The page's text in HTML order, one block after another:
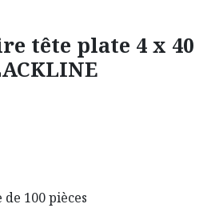
tête plate 4 x 40
de 100 pièces